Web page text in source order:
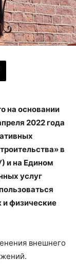
на основании
2022 года
в
и на Едином
услуг
и физические
внешнего